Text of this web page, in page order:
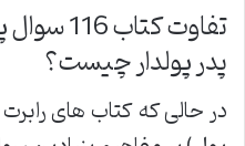
تفاوت
پدر پولدار چیست؟
در حالی که کتاب های